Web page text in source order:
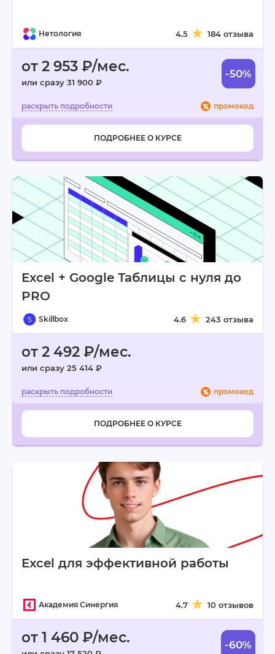
Нетология 4.5 184 отзыва
от 2 953 ₽/мес.
или сразу 31 900 ₽
-50%
промокод
ПОДРОБНЕЕ О КУРСЕ
Excel + Google Таблицы с нуля до
PRO
Skillbox 4.6 243 отзыва
от 2 492 ₽/мес.
или сразу 25 414 ₽
промокод
ПОДРОБНЕЕ О КУРСЕ
Excel для эффективной работы
Академия Синергия 4.7 10 отзывов
от 1 460 ₽/мес. -60%